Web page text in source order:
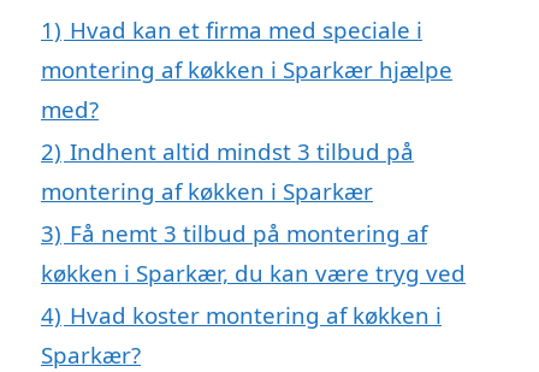
1) Hvad kan et firma med speciale i
montering af køkken i Sparkær hjælpe
med?
2) Indhent altid mindst 3 tilbud på
montering af køkken i Sparkær
3) Få nemt 3 tilbud på montering af
køkken i Sparkær, du kan være tryg ved
4) Hvad koster montering af køkken i
Sparkær?